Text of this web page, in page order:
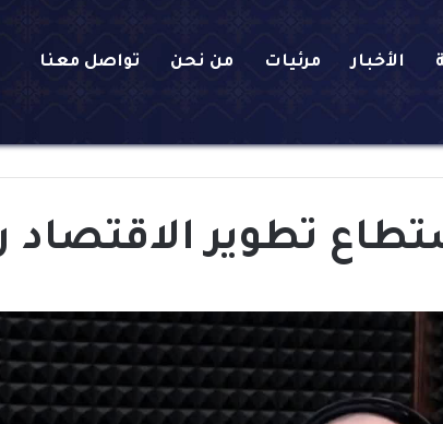
الأخبار مرئيات من نحن تواصل معنا
تطوير الاقتصاد